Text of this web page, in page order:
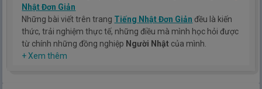
Nhật Đơn Giản
Những bài viết trên trang Tiếng Nhật Đơn Giản đều là kiến
thức, trải nghiệm thực tế, những điều mà mình học hỏi được
từ chính những đồng nghiệp Người Nhật của mình.
Hy vọng rằng kinh nghiệm mà mình có được sẽ giúp các bạn
+ Xem thêm